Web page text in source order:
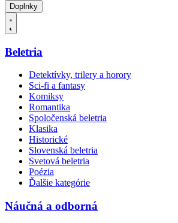
Doplnky
Beletria
Detektívky, trilery a horory
Sci-fi a fantasy
Komiksy
Romantika
Spoločenská beletria
Klasika
Historické
Slovenská beletria
Svetová beletria
Poézia
Ďalšie kategórie
Náučná a odborná